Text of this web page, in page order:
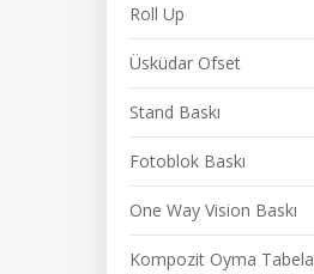
Roll Up
Üsküdar Ofset
Stand Baskı
Fotoblok Baskı
One Way Vision Baskı
Kompozit Oyma Tabela